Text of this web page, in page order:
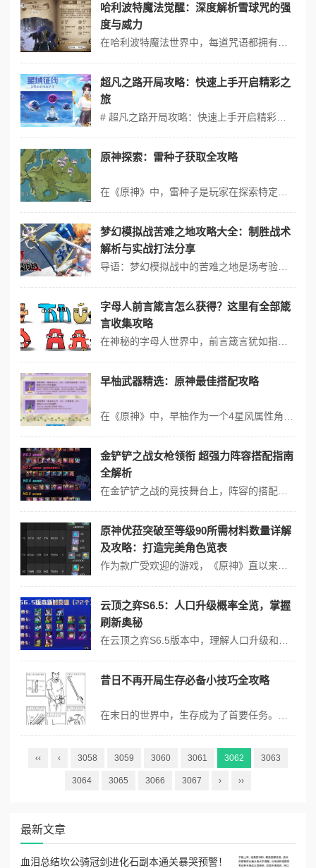
哈利波特魔法觉醒：深度解析雪球咒的强
度与威力
超凡之路开局攻略：快速上手开启精彩之
旅
原神探索：雷种子获取全攻略
梦幻模拟战苦难之地攻略大全：制胜战术
解析与实战打法分享
字母人前言箴言怎么获得？这里有全部箴
言收集攻略
早柚武器精选：原神最佳搭配攻略
金铲铲之战女枪领衔 超强力阵容搭配指南
全解析
原神优菈突破至等级90所需材料数量详解
及攻略：打造完美角色览表
云顶之弈S6.5：人口升级概率全览，掌握
刷新奥秘
昔日不再开局生存必备小技巧全攻略
‹‹ ‹ 3058 3059 3060 3061 3062 3063
3064 3065 3066 3067 › ››
最新文章
血泪总结坎公骑冠剑进化石副本通关暴哭预警！